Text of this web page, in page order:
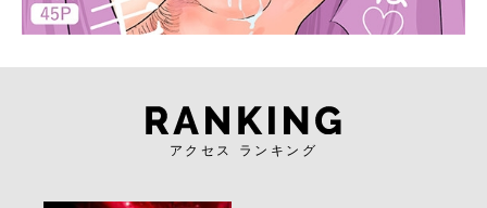
アクセス ランキング